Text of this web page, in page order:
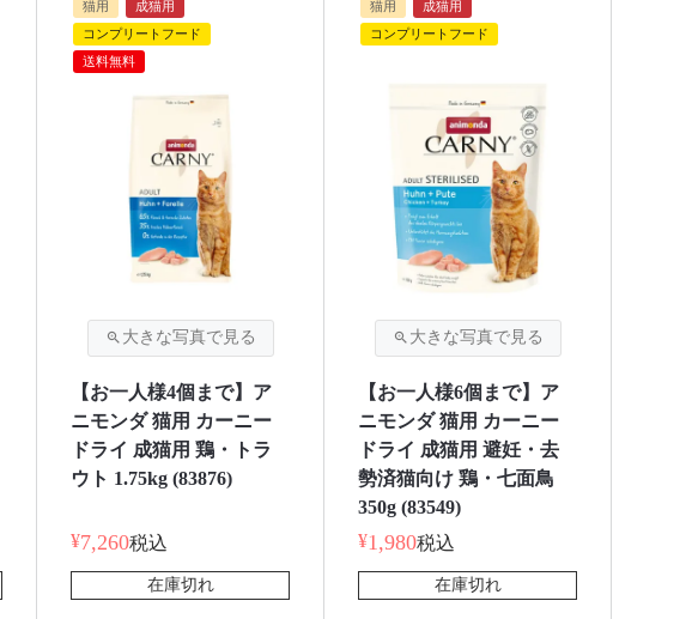
猫用
成猫用
コンプリートフード
送料無料
【お一人様4個まで】ア
ニモンダ 猫用 カーニー
ドライ 成猫用 鶏・トラ
ウト 1.75kg (83876)
¥7,260税込
在庫切れ
猫用
成猫用
コンプリートフード
【お一人様6個まで】ア
ニモンダ 猫用 カーニー
ドライ 成猫用 避妊・去
勢済猫向け 鶏・七面鳥
350g (83549)
¥1,980税込
在庫切れ